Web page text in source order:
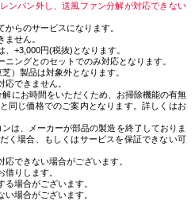
ンパン外し、送風ファン分解が対応できない
らのサービスになります。
せん。
+3,000円(税抜)となります。
ングとのセットでのみ対応となります。
）製品は対象外となります。
できません。
にお時間をいただくため、お掃除機能の有無
同じ価格でのご案内となります。詳しくはお
は、メーカーが部品の製造を終了しておりま
く場合、もしくはサービスを保証できない可
できない場合がございます。
りします。
場合がございます。
場合がございます。